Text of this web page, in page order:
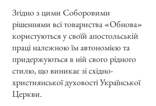
Згідно з цими Соборовими
рішеннями всі товариства «Обнова»
користуються у своїй апостольській
праці належною їм автономією та
придержуються в ній свого рідного
стилю, що виникає зі східно-
християнської духовості Української
Церкви.